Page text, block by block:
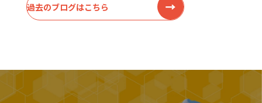
過去のブログはこちら